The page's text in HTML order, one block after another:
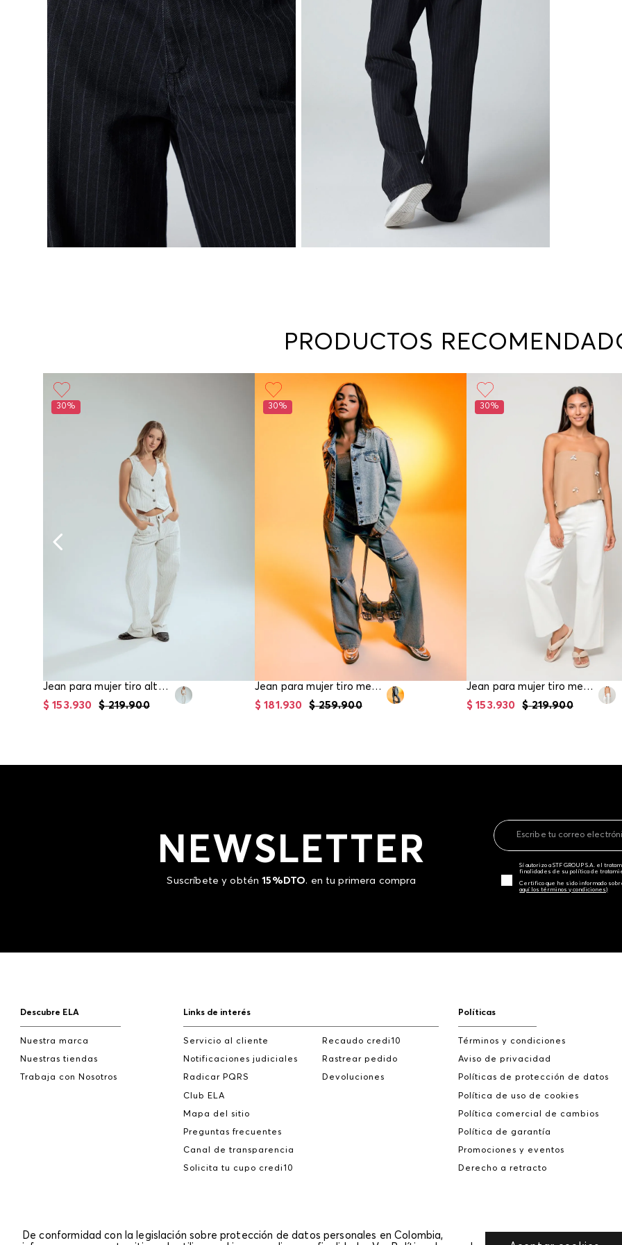
Otros:
En
te
PRODUCTOS
30%
Jean para mujer tiro alto recto
$ 219.900
$ 153.930
30%
Jean para mujer tiro medio recto
$ 259.900
$ 181 .930
30%
Jean para mujer tiro medio recto
$ 219.900
$ 153.930
NEWSLETTER
Suscríbete y obtén15%DTO. en tu primera compra
Sí autorizo a STF GROUP S.A. el
finalidades de su política de
Certifico que he sido informado
aquí los términos y condiciones)
Descubre ELA
Nuestra marca
Nuestras tiendas
Trabaja con Nosotros
Links de interés
Servicio al cliente
Notificaciones judiciales
Radicar PQRS
Club ELA
Mapa del sitio
Preguntas frecuentes
Canal de transparencia
Solicita tu cupo credi10
Recaudo credi10
Rastrear pedido
Devoluciones
Políticas
Términos y condiciones
Aviso de privacidad
Políticas de protección de datos
Política de uso de cookies
Política comercial de cambios
Política de garantía
Promociones y eventos
Derecho a retracto
De conformidad con la legislación sobre protección de datos personales en Colombia,